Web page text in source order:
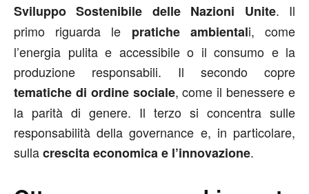
Sviluppo Sostenibile delle Nazioni Unite. Il
primo riguarda le pratiche ambientali, come
l’energia pulita e accessibile o il consumo e la
produzione responsabili. Il secondo copre
tematiche di ordine sociale, come il benessere e
la parità di genere. Il terzo si concentra sulle
responsabilità della governance e, in particolare,
sullacrescita economica e l’innovazione.